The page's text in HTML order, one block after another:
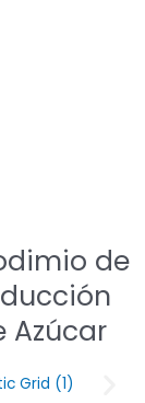
de
Azúcar